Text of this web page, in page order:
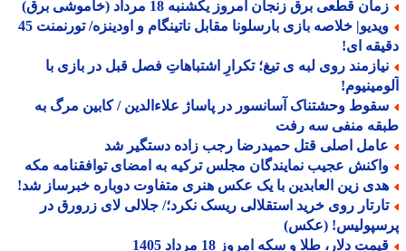
قطعی برق زنجان امروز یکشنبه 18 مرداد (خاموشی برق)
ویدیو| خلاصه بازی بارسلونا مقابل ناتینگام و اودینزه/ تورنمنت 45
ای!
روی لبه ی تیغ؛ تکرارِ اشتباهاتِ فصل قبل در بازی با
وحشتناک آسانسور در پاساژ علاءالدین / کابین مرگ به
منفی سه رفت
اصلی قتل حمیدرضا رجب زاده دستگیر شد
عجیب نمایندگان مجلس ترکیه به امضای توافقنامه مکه
زین العابدین با یک عکس هنری متفاوت دوباره خبرساز شد!
روی خرید استقلالی ریسک نکرد؛/ جلالی لای زرورق در
(عکس)
دلار، طلا و سکه امروز 18 مرداد 1405